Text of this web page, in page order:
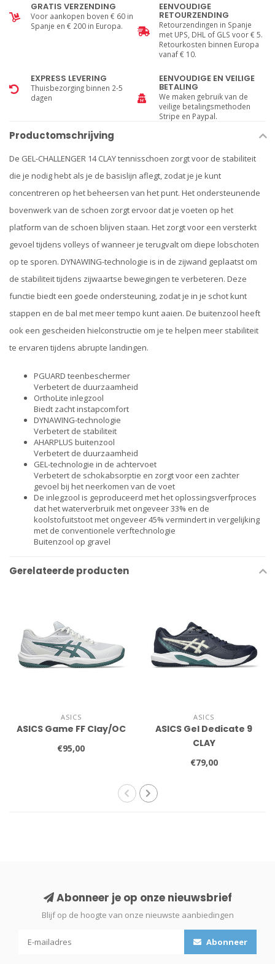
GRATIS VERZENDING
Voor aankopen boven € 60 in
Spanje en € 200 in Europa.
EENVOUDIGE
RETOURZENDING
Retourzendingen in Spanje
met UPS, DHL of GLS voor € 5.
Retourkosten binnen Europa
vanaf € 10.
EXPRESS LEVERING
Thuisbezorging binnen 2-5
dagen
EENVOUDIGE EN VEILIGE
BETALING
We maken gebruik van de
veilige betalingsmethoden
Stripe en Paypal.
Productomschrijving
De GEL-CHALLENGER 14 CLAY tennisschoen zorgt voor de stabiliteit
die je nodig hebt als je de basislijn aflegt, zodat je je kunt
concentreren op het beheersen van het punt. Het ondersteunende
bovenwerk van de schoen zorgt ervoor dat je voeten op het
platform van de schoen blijven staan. Het zorgt voor een versterkt
gevoel tijdens volleys of wanneer je terugvalt om diepe lobschoten
op te sporen. DYNAWING-technologie is in de zijwand geplaatst om
de stabiliteit tijdens zijwaartse bewegingen te verbeteren. Deze
functie biedt een goede ondersteuning, zodat je in je schot kunt
stappen en de bal met meer tempo kunt aaien. De buitenzool heeft
ook een gescheiden hielconstructie om je te helpen meer stabiliteit
te ervaren tijdens abrupte landingen.
PGUARD teenbeschermer
Verbetert de duurzaamheid
OrthoLite inlegzool
Biedt zacht instapcomfort
DYNAWING-technologie
Verbetert de stabiliteit
AHARPLUS buitenzool
Verbetert de duurzaamheid
GEL-technologie in de achtervoet
Verbetert de schokabsorptie en zorgt voor een zachter
gevoel bij het neerkomen van de voet
De inlegzool is geproduceerd met het oplossingsverfproces
dat het waterverbruik met ongeveer 33% en de
koolstofuitstoot met ongeveer 45% vermindert in vergelijking
met de conventionele verftechnologie
Buitenzool op gravel
Gerelateerde producten
ASICS
ASICS Game FF Clay/OC
€95,00
ASICS
ASICS Gel Dedicate 9
CLAY
€79,00
Abonneer je op onze nieuwsbrief
Blijf op de hoogte van onze nieuwste aanbiedingen
Abonneer